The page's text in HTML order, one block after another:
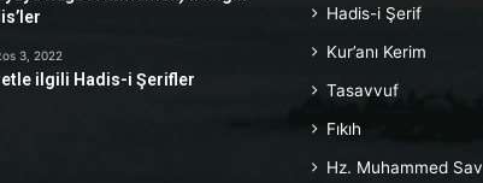
3, 2022
ilgili Hadis-i Şerifler
Hadis-i Şerif
Kur’anı Kerim
Tasavvuf
Fıkıh
Hz. Muhammed Sav